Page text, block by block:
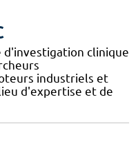
d'investigation clinique
industriels et
d'expertise et de